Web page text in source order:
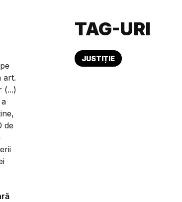
art.
(...)
de
TAG-URI
JUSTIȚIE